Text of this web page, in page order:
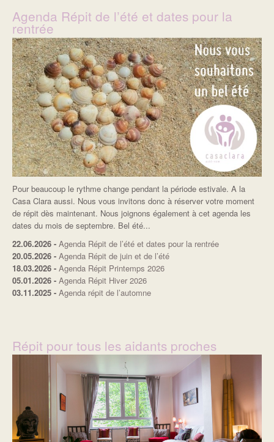
Agenda Répit de l’été et dates pour la
rentrée
Pour beaucoup le rythme change pendant la période estivale. A la
Casa Clara aussi. Nous vous invitons donc à réserver votre moment
de répit dès maintenant. Nous joignons également à cet agenda les
dates du mois de septembre. Bel été...
22.06.2026 - Agenda Répit de l’été et dates pour la rentrée
20.05.2026 - Agenda Répit de juin et de l’été
18.03.2026 - Agenda Répit Printemps 2026
05.01.2026 - Agenda Répit Hiver 2026
03.11.2025 - Agenda répit de l’automne
Répit pour tous les aidants proches